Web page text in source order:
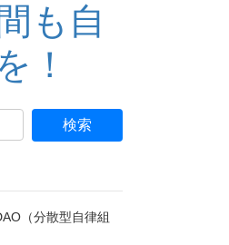
も自
！
（分散型自律組